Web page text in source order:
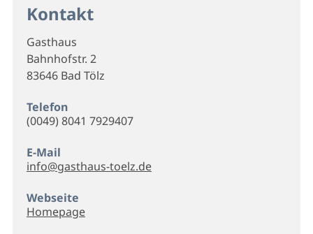
Kontakt
Gasthaus
Bahnhofstr. 2
83646 Bad Tölz
Telefon
(0049) 8041 7929407
E-Mail
info@gasthaus-toelz.de
Webseite
Homepage